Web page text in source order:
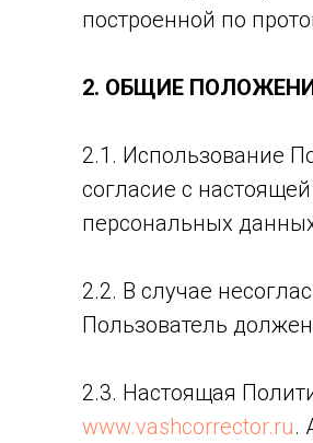
построенной по
2. ОБЩИЕ
2.1. Использование
согласие с
персональных
2.2. В случае
Пользователь
2.3. Настоящая
www.vashcorrector.ru.